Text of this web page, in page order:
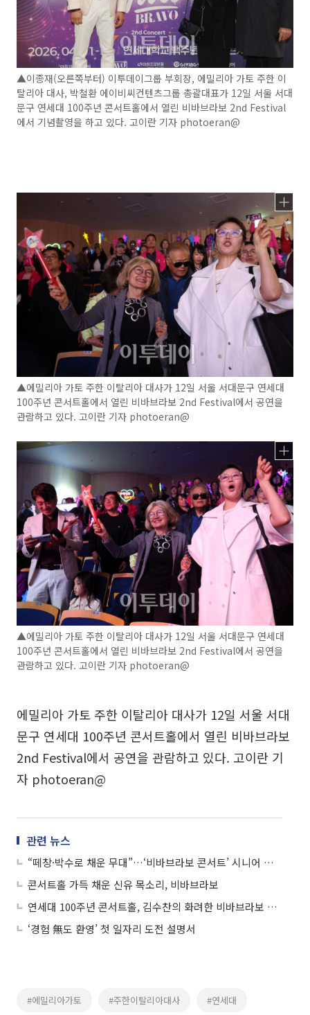
▲이종재(오른쪽부터) 이투데이그룹 부회장, 에밀리아 가토 주한 이
탈리아 대사, 박철환 에이비씨컨텐츠그룹 총괄대표가 12일 서울 서대
문구 연세대 100주년 콘서트홀에서 열린 비바브라보 2nd Festival
에서 기념촬영을 하고 있다. 고이란 기자 photoeran@
▲에밀리아 가토 주한 이탈리아 대사가 12일 서울 서대문구 연세대
100주년 콘서트홀에서 열린 비바브라보 2nd Festival에서 공연을
관람하고 있다. 고이란 기자 photoeran@
▲에밀리아 가토 주한 이탈리아 대사가 12일 서울 서대문구 연세대
100주년 콘서트홀에서 열린 비바브라보 2nd Festival에서 공연을
관람하고 있다. 고이란 기자 photoeran@
에밀리아 가토 주한 이탈리아 대사가 12일 서울 서대
문구 연세대 100주년 콘서트홀에서 열린 비바브라보
2nd Festival에서 공연을 관람하고 있다. 고이란 기
자 photoeran@
관련 뉴스
“떼창·박수로 채운 무대”…‘비바브라보 콘서트’ 시니어 관객 열광
콘서트홀 가득 채운 신유 목소리, 비바브라보
연세대 100주년 콘서트홀, 김수찬의 화려한 비바브라보 무대
‘경험 無도 환영’ 첫 일자리 도전 설명서
#에밀리아가토 #주한이탈리아대사 #연세대